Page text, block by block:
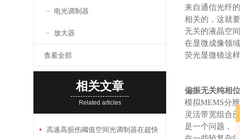
电光调制器
放大器
查看全部
相关文章
Related articles
高速高损伤阈值空间光调制器在超快
来自通信光纤
相关的，这就
无关的液晶空
在显微成像领
荧光显微镜这
偏振无关纯相
模拟MEMS分
灵活带宽组合
是一个问题，